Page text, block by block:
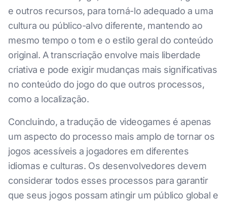
e outros recursos, para torná-lo adequado a uma
cultura ou público-alvo diferente, mantendo ao
mesmo tempo o tom e o estilo geral do conteúdo
original. A transcriação envolve mais liberdade
criativa e pode exigir mudanças mais significativas
no conteúdo do jogo do que outros processos,
como a localização.
Concluindo, a tradução de videogames é apenas
um aspecto do processo mais amplo de tornar os
jogos acessíveis a jogadores em diferentes
idiomas e culturas. Os desenvolvedores devem
considerar todos esses processos para garantir
que seus jogos possam atingir um público global e